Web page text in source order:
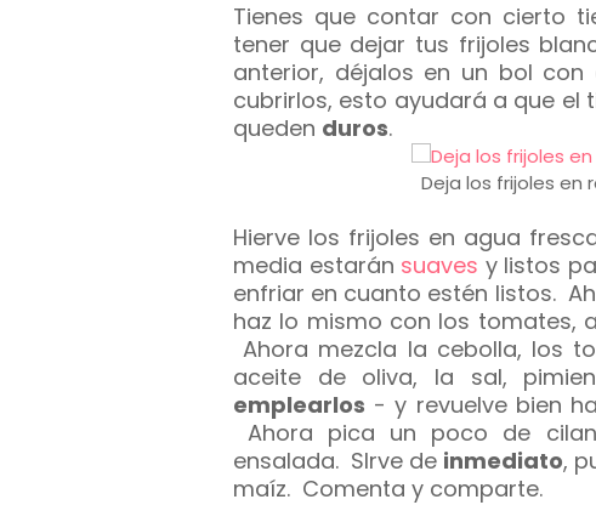
Tienes que contar con cierto
tener que dejar tus frijoles
anterior, déjalos en un bol
cubrirlos, esto ayudará a que
queden duros.
Deja los frijoles en
Hierve los frijoles en agua
media estarán suaves y listos
enfriar en cuanto estén listos.
haz lo mismo con los tomates,
Ahora mezcla la cebolla, los
aceite de oliva, la sal,
emplearlos - y revuelve bien
Ahora pica un poco de
ensalada. SIrve de inmediato,
maíz. Comenta y comparte.